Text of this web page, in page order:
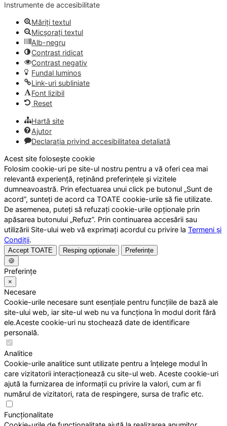
Instrumente de accesibilitate
Măriți textul
Micșorați textul
Alb-negru
Contrast ridicat
Contrast negativ
Fundal luminos
Link-uri subliniate
Font lizibil
Reset
Hartă site
Ajutor
Declarația privind accesibilitatea detaliată
Acest site folosește cookie
Folosim cookie-uri pe site-ul nostru pentru a vă oferi cea mai
relevantă experiență, reținând preferințele și vizitele
dumneavoastră. Prin efectuarea unui click pe butonul „Sunt de
acord”, sunteți de acord ca TOATE cookie-urile să fie utilizate.
De asemenea, puteți să refuzați cookie-urile opționale prin
apăsarea butonului „Refuz”. Prin continuarea accesării sau
utilizării Site-ului web vă exprimați acordul cu privire la Termeni și
Condiții.
Accept TOATE Resping opționale
Preferințe
🍪
Preferințe
×
Necesare
Cookie-urile necesare sunt esențiale pentru funcțiile de bază ale
site-ului web, iar site-ul web nu va funcționa în modul dorit fără
ele.Aceste cookie-uri nu stochează date de identificare
personală.
Analitice
Cookie-urile analitice sunt utilizate pentru a înțelege modul în
care vizitatorii interacționează cu site-ul web. Aceste cookie-uri
ajută la furnizarea de informații cu privire la valori, cum ar fi
numărul de vizitatori, rata de respingere, sursa de trafic etc.
Funcționalitate